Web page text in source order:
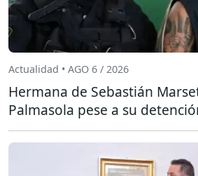
Actualidad • AGO 6 / 2026
Hermana de Sebastián
Palmasola pese a su